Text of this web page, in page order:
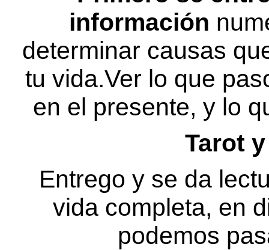
información
determinar causas
tu vida.Ver lo que
en el presente, y lo
Tarot
Entrego y se da
vida completa, en
podemos